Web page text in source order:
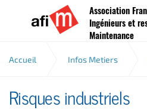
Aller au
Association
Ingénieurs et
Maintenance
Accueil Infos Metiers
Risques industriels
Risques industriels